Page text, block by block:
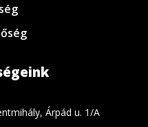
Árpád u. 1/A